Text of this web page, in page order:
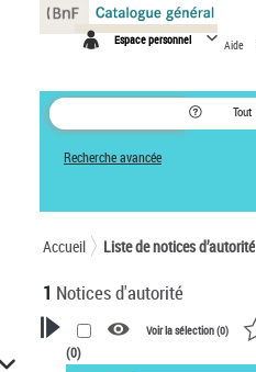
Espace personnel Aide
Tout
Recherche avancée
Accueil Liste de notices d’autorité
1 Notices d'autorité
VOTRE RECHERCHE
Voir la sélection (0)
(0)
Panneau de gestion des cookies